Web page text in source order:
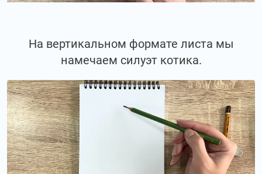
На вертикальном формате листа мы
намечаем силуэт котика.